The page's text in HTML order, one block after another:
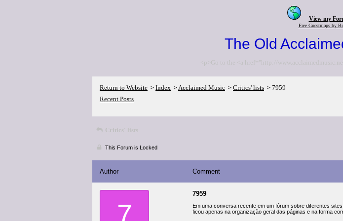
View my
Free Guestmaps by
The Old
<p>Go to the <a href="http://
Return to Website > Index >Acclaimed Music > Critics' lists > 7959
Recent Posts
Critics' lists
This Forum is Locked
Author Comment
7
7959
Em uma conversa recente em um fórum sobre diferentes
ficou apenas na organização geral das páginas e na forma